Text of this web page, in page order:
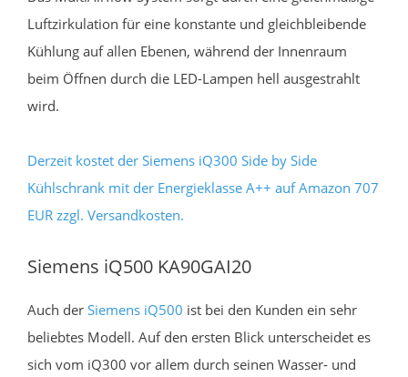
Luftzirkulation für eine konstante und gleichbleibende
Kühlung auf allen Ebenen, während der Innenraum
beim Öffnen durch die LED-Lampen hell ausgestrahlt
wird.
Derzeit kostet der Siemens iQ300 Side by Side
Kühlschrank mit der Energieklasse A++ auf Amazon 707
EUR zzgl. Versandkosten.
Siemens iQ500 KA90GAI20
Auch der Siemens iQ500 ist bei den Kunden ein sehr
beliebtes Modell. Auf den ersten Blick unterscheidet es
sich vom iQ300 vor allem durch seinen Wasser- und